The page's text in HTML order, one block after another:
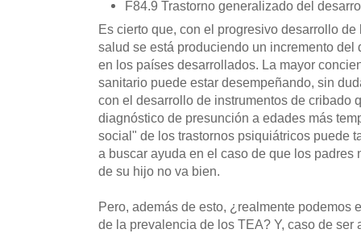
F84.9 Trastorno generalizado del
Es cierto que, con el progresivo desarrollo
salud se está produciendo un incremento del
en los países desarrollados. La mayor
sanitario puede estar desempeñando, sin
con el desarrollo de instrumentos de cribado
diagnóstico de presunción a edades más
social" de los trastornos psiquiátricos puede
a buscar ayuda en el caso de que los padres
de su hijo no va bien.
Pero, además de esto, ¿realmente podemos
de la prevalencia de los TEA? Y, caso de ser